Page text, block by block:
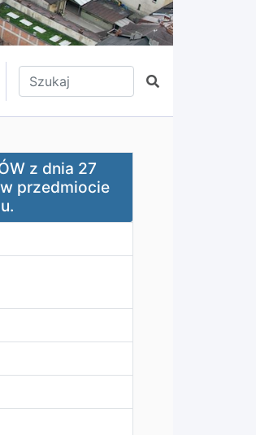
Wpisz tekst do wyszukania
Szukaj
2025 r. w sprawie: wsparcia
z dnia 27
przedmiocie